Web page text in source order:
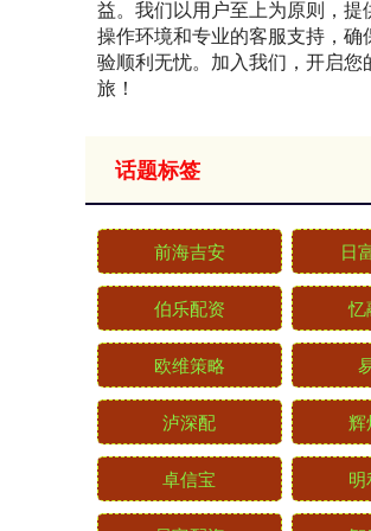
益。我们以用户至上为原则，提
操作环境和专业的客服支持，确
验顺利无忧。加入我们，开启您
旅！
话题标签
前海吉安 日
伯乐配资 忆
欧维策略
泸深配 辉
卓信宝